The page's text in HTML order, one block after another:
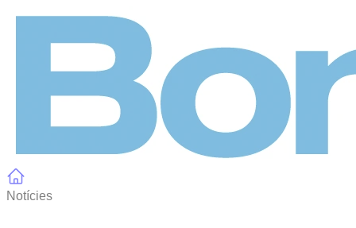
Notícies